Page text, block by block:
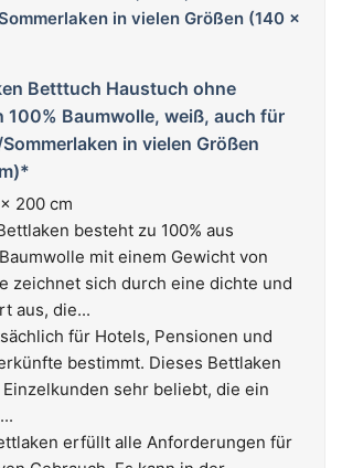
Betttuch Haustuch ohne
100% Baumwolle, weiß, auch für
in vielen Größen
200 cm
besteht zu 100% aus
mit einem Gewicht von
zeichnet sich durch eine dichte und
aus, die...
für Hotels, Pensionen und
bestimmt. Dieses Bettlaken
sehr beliebt, die ein
erfüllt alle Anforderungen für